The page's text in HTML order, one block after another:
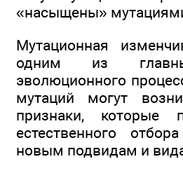
«насыщены»
Мутационная
одним из
эволюционного
мутаций могут
признаки, которые
естественного
новым подвидам и